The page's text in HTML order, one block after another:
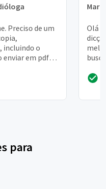
Preciso de um
incluindo o
em pdf?
Maria
Olá
para